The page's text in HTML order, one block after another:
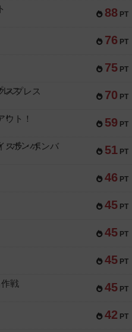
88 PT
76 PT
75 PT
70 PT
スプレス
59 PT
ウト！
51 PT
スラ・ボンバ
46 PT
45 PT
45 PT
45 PT
45 PT
戦
42 PT